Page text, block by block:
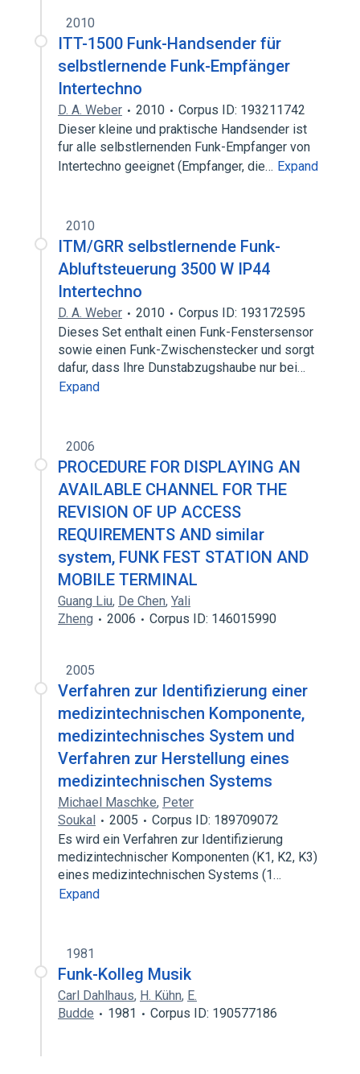
2010
ITT-1500 Funk-Handsender für
selbstlernende Funk-Empfänger
Intertechno
D. A. Weber 2010
Corpus ID: 193211742
Dieser kleine und praktische Handsender ist
fur alle selbstlernenden Funk-Empfanger von
Intertechno geeignet (Empfanger, die… Expand
2010
ITM/GRR selbstlernende Funk-
Abluftsteuerung 3500 W IP44
Intertechno
D. A. Weber 2010
Corpus ID: 193172595
Dieses Set enthalt einen Funk-Fenstersensor
sowie einen Funk-Zwischenstecker und sorgt
dafur, dass Ihre Dunstabzugshaube nur bei…
Expand
2006
PROCEDURE FOR DISPLAYING AN
AVAILABLE CHANNEL FOR THE
REVISION OF UP ACCESS
REQUIREMENTS AND similar
system, FUNK FEST STATION AND
MOBILE TERMINAL
Guang Liu, De Chen, Yali
Zheng
2006 Corpus ID: 146015990
2005
Verfahren zur Identifizierung einer
medizintechnischen Komponente,
medizintechnisches System und
Verfahren zur Herstellung eines
medizintechnischen Systems
Michael Maschke, Peter
Soukal
2005
Corpus ID: 189709072
Es wird ein Verfahren zur Identifizierung
medizintechnischer Komponenten (K1, K2, K3)
eines medizintechnischen Systems (1…
Expand
1981
Funk-Kolleg Musik
Carl Dahlhaus, H. Kühn, E.
Budde
1981 Corpus ID: 190577186